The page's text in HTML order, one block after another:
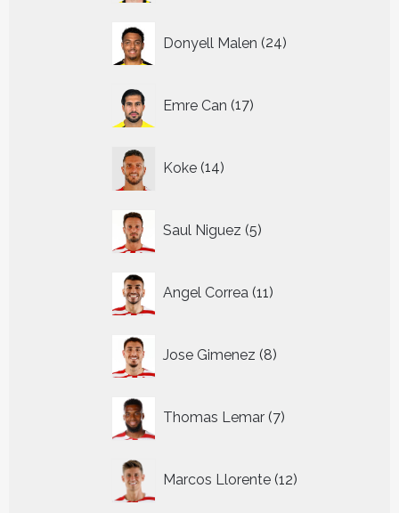
Donyell Malen 24
producten
Emre Can 17
producten
Koke 14
producten
Saul Niguez 5
producten
Angel Correa 11
producten
Jose Gimenez 8
producten
Thomas Lemar 7
producten
Marcos Llorente 12
producten